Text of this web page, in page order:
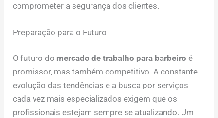
comprometer a segurança dos clientes.
Preparação para o Futuro
O futuro do mercado de trabalho para barbeiro é
promissor, mas também competitivo. A constante
evolução das tendências e a busca por serviços
cada vez mais especializados exigem que os
profissionais estejam sempre se atualizando. Um